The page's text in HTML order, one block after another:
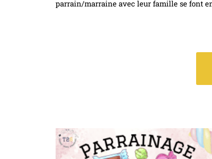
parrain/marraine avec leur famille se font